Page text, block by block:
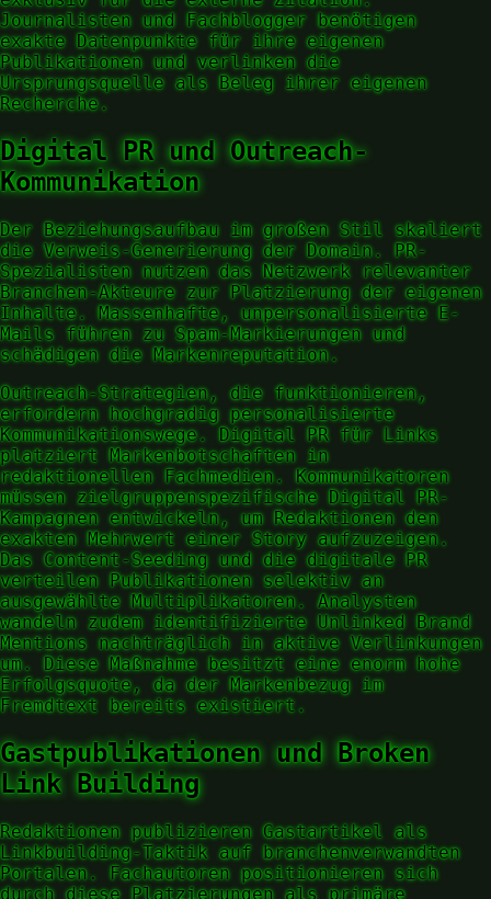
Journalisten und Fachblogger benötigen
exakte Datenpunkte für ihre eigenen
Publikationen und verlinken die
Ursprungsquelle als Beleg ihrer eigenen
Recherche.
Digital PR und Outreach-
Kommunikation
Der Beziehungsaufbau im großen Stil skaliert
die Verweis-Generierung der Domain. PR-
Spezialisten nutzen das Netzwerk relevanter
Branchen-Akteure zur Platzierung der eigenen
Inhalte. Massenhafte, unpersonalisierte E-
Mails führen zu Spam-Markierungen und
schädigen die Markenreputation.
Outreach-Strategien, die funktionieren,
erfordern hochgradig personalisierte
Kommunikationswege. Digital PR für Links
platziert Markenbotschaften in
redaktionellen Fachmedien. Kommunikatoren
müssen zielgruppenspezifische Digital PR-
Kampagnen entwickeln, um Redaktionen den
exakten Mehrwert einer Story aufzuzeigen.
Das Content-Seeding und die digitale PR
verteilen Publikationen selektiv an
ausgewählte Multiplikatoren. Analysten
wandeln zudem identifizierte Unlinked Brand
Mentions nachträglich in aktive Verlinkungen
um. Diese Maßnahme besitzt eine enorm hohe
Erfolgsquote, da der Markenbezug im
Fremdtext bereits existiert.
Gastpublikationen und Broken
Link Building
Redaktionen publizieren Gastartikel als
Linkbuilding-Taktik auf branchenverwandten
Portalen. Fachautoren positionieren sich
durch diese Platzierungen als primäre